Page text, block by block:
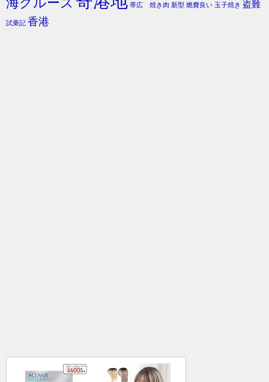
帯広 焼き肉 新型 燃費良い 玉子焼き 盗難
試乗記 香港